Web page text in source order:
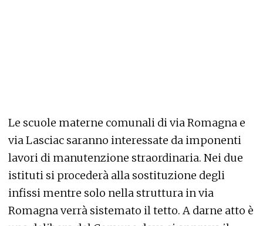
Le scuole materne comunali di via Romagna e
via Lasciac saranno interessate da imponenti
lavori di manutenzione straordinaria. Nei due
istituti si procederà alla sostituzione degli
infissi mentre solo nella struttura in via
Romagna verrà sistemato il tetto. A darne atto è